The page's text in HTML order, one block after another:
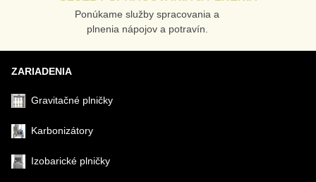
Ponúkame služby spracovania a
plnenia nápojov a potravín.
ZARIADENIA
Gravitačné plničky
Karbonizátory
Izobarické plničky